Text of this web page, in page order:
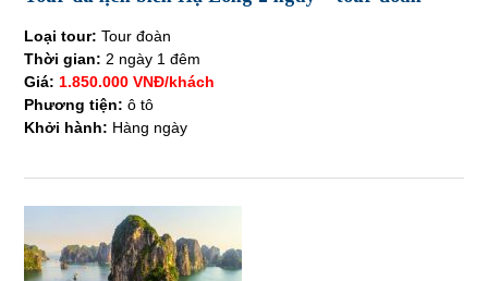
Loại tour:Tour đoàn
Thời gian: 2 ngày 1 đêm
Giá: 1.850.000 VNĐ/khách
Phương tiện:ô tô
Khởi hành: Hàng ngày